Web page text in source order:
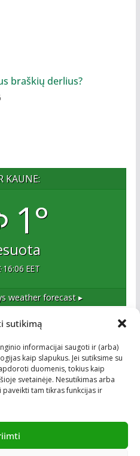
sutikimą
informacijai saugoti ir (arba)
kaip slapukus. Jei sutiksime su
duomenis, tokius kaip
svetainėje. Nesutikimas arba
tam tikras funkcijas ir
braškių derlius?
KAUNE:
1°
16:06 EET
weather forecast ▸
veržlus ir profesionalus
Į Kauną
sėkme.